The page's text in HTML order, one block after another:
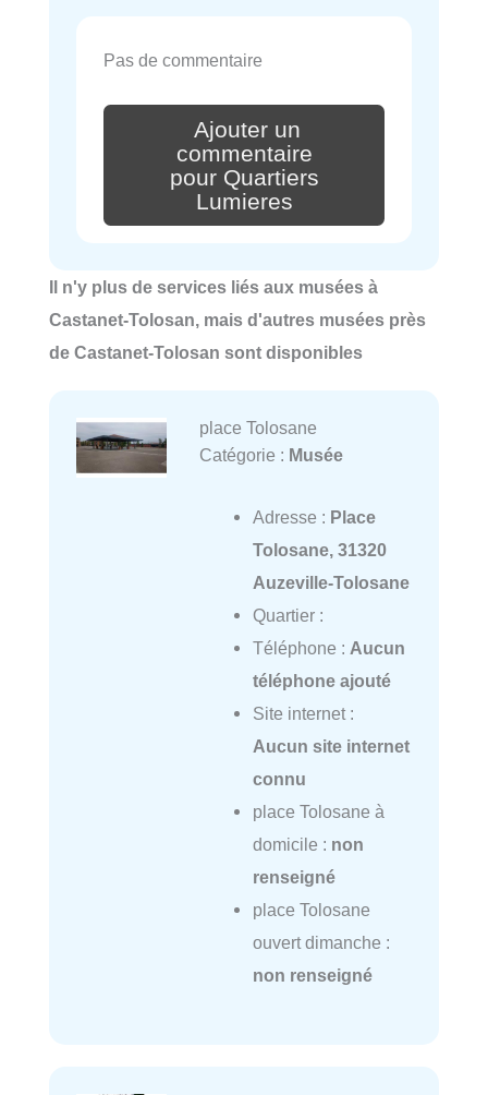
Pas de commentaire
Ajouter un
commentaire
pour Quartiers
Lumieres
Il n'y plus de services liés aux musées à
Castanet-Tolosan, mais d'autres musées près
de Castanet-Tolosan sont disponibles
place Tolosane
Catégorie : Musée
Adresse : Place
Tolosane, 31320
Auzeville-Tolosane
Quartier :
Téléphone : Aucun
téléphone ajouté
Site internet :
Aucun site internet
connu
place Tolosane à
domicile : non
renseigné
place Tolosane
ouvert dimanche :
non renseigné